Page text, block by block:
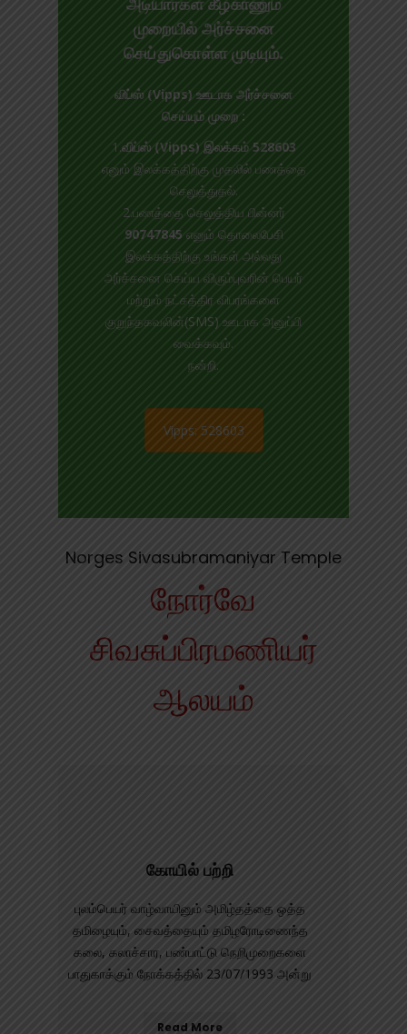
முறையில் அர்ச்சனை
செய்துகொள்ள முடியும்.
விப்ஸ் (Vipps) ஊடாக அர்ச்சனை
செய்யும் முறை :
1.விப்ஸ் (Vipps) இலக்கம் 528603
எனும் இலக்கத்திற்கு முதலில் பணத்தை
செலுத்துதல்.
2.பணத்தை செலுத்திய பின்னர்
90747845 எனும் தொலைபேசி
இலக்கத்திற்கு உங்கள் அல்லது
அர்ச்சனை செய்ய விரும்புவரின் பெயர்
மற்றும் நட்சத்திர விபரங்களை
குறுந்தகவலின்(SMS) ஊடாக அனுப்பி
வைக்கவும்.
நன்றி.
Vipps: 528603
Norges Sivasubramaniyar Temple
நோர்வே
சிவசுப்பிரமணியர்
ஆலயம்
கோயில் பற்றி
புலம்பெயர் வாழ்வாயினும் அமிழ்தத்தை ஒத்த
தமிழையும், சைவத்தையும் தமிழரோடிணைந்த
கலை, கலாச்சார, பண்பாட்டு நெறிமுறைகளை
பாதுகாக்கும் நோக்கத்தில் 23/07/1993 அன்று
Read More